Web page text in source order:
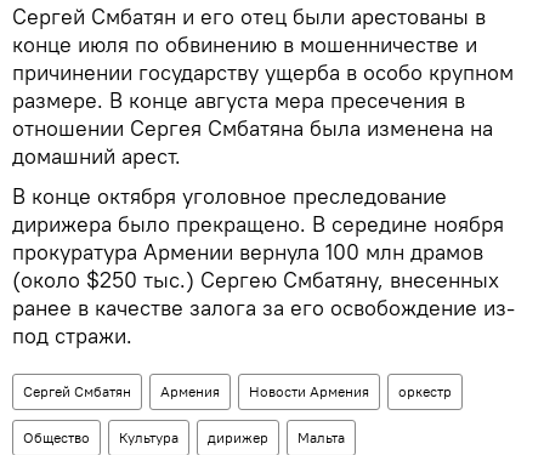
Сергей Смбатян и его отец были арестованы в
конце июля по обвинению в мошенничестве и
причинении государству ущерба в особо крупном
размере. В конце августа мера пресечения в
отношении Сергея Смбатяна была изменена на
домашний арест.
В конце октября уголовное преследование
дирижера было прекращено. В середине ноября
прокуратура Армении вернула 100 млн драмов
(около $250 тыс.) Сергею Смбатяну, внесенных
ранее в качестве залога за его освобождение из-
под стражи.
Сергей Смбатян Армения Новости Армения оркестр
Общество Культура дирижер Мальта